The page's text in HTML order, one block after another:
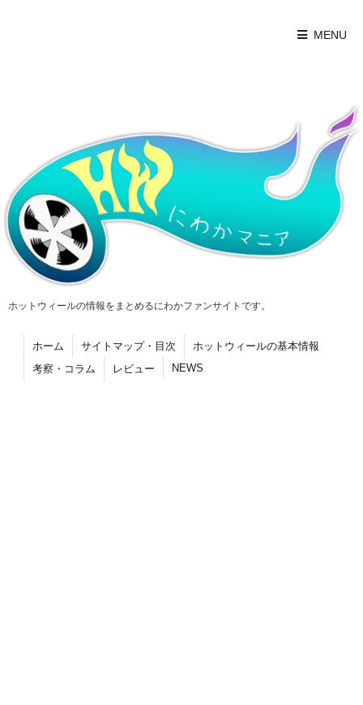
MENU
ホットウィールの情報をまとめるにわかファンサイトです。
ホーム サイトマップ・目次
ホットウィールの基本情報
考察・コラム
レビュー NEWS